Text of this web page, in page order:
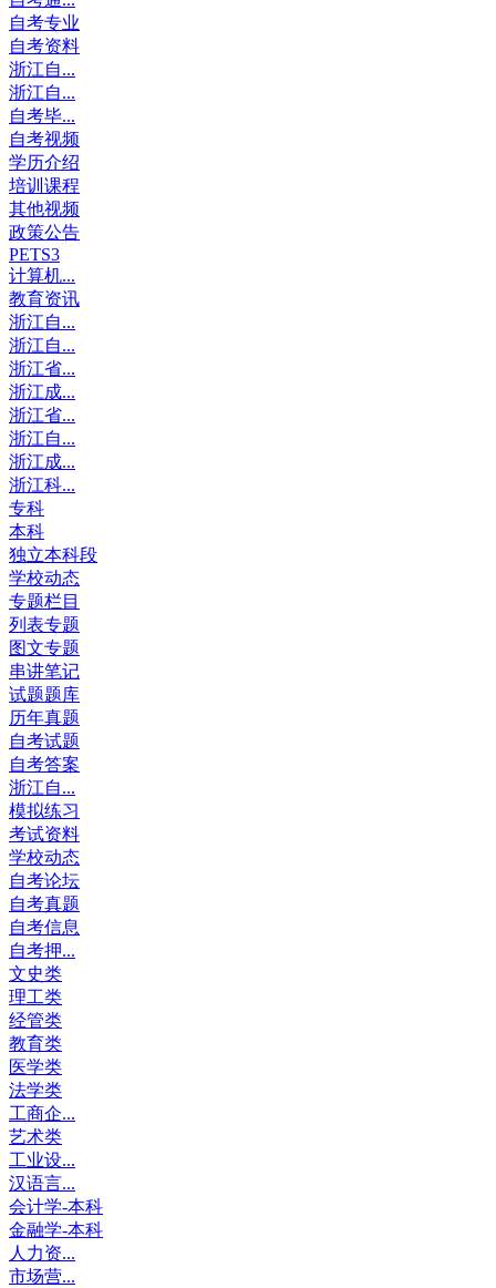
自考专业
自考资料
浙江自...
浙江自...
自考毕...
自考视频
学历介绍
培训课程
其他视频
政策公告
PETS3
计算机...
教育资讯
浙江自...
浙江自...
浙江省...
浙江成...
浙江省...
浙江自...
浙江成...
浙江科...
专科
本科
独立本科段
学校动态
专题栏目
列表专题
图文专题
串讲笔记
试题题库
历年真题
自考试题
自考答案
浙江自...
模拟练习
考试资料
学校动态
自考论坛
自考真题
自考信息
自考押...
文史类
理工类
经管类
教育类
医学类
法学类
工商企...
艺术类
工业设...
汉语言...
会计学-本科
金融学-本科
人力资...
市场营...